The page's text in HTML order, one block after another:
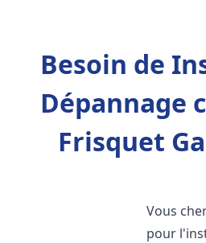
Besoin de
Dépannage
Frisquet
Vous
pour